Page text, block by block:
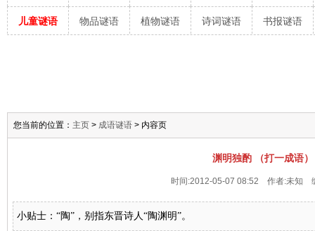
儿童谜语 物品谜语 植物谜语 诗词谜语 书报谜语
您当前的位置： 主页 > 成语谜语 > 内容页
渊明独酌 （打一成语）
时间:2012-05-07 08:52 作者:未知
小贴士：“陶”，别指东晋诗人“陶渊明”。